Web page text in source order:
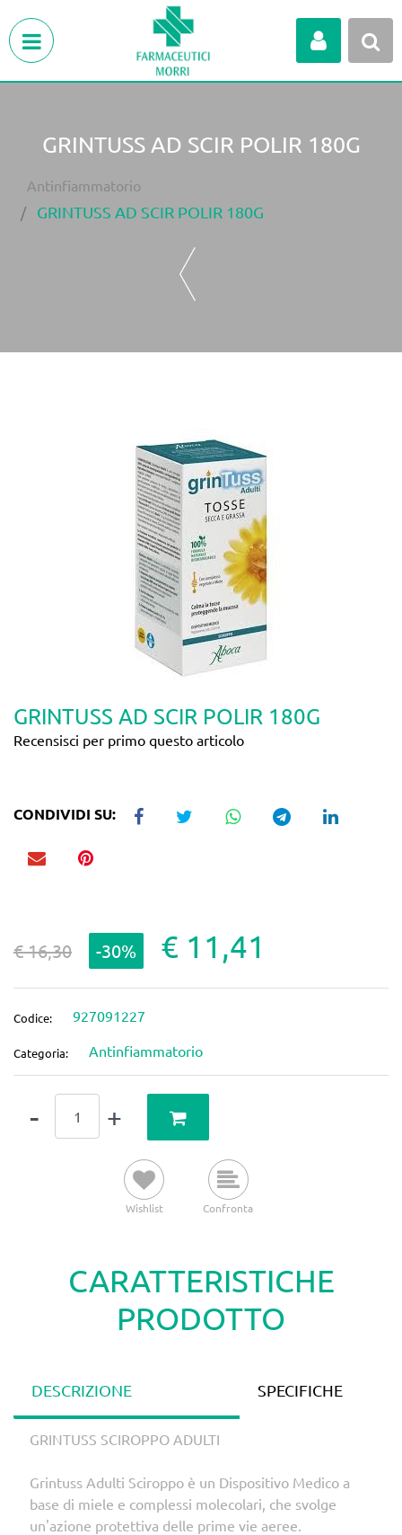
GRINTUSS AD SCIR POLIR 180G
Antinfiammatorio
GRINTUSS AD SCIR POLIR 180G
GRINTUSS AD SCIR POLIR 180G
Recensisci per primo questo articolo
CONDIVIDI SU:
€ 16,30 -30% € 11,41
Codice: 927091227
Categoria: Antinfiammatorio
Wishlist Confronta
CARATTERISTICHE
PRODOTTO
DESCRIZIONE SPECIFICHE
GRINTUSS SCIROPPO ADULTI
Grintuss Adulti Sciroppo è un Dispositivo Medico a
base di miele e complessi molecolari, che svolge
un'azione protettiva delle prime vie aeree.